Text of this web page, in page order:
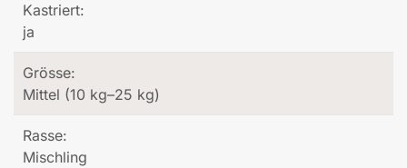
Kastriert:
ja
Grösse:
Mittel (10 kg–25 kg)
Rasse:
Mischling